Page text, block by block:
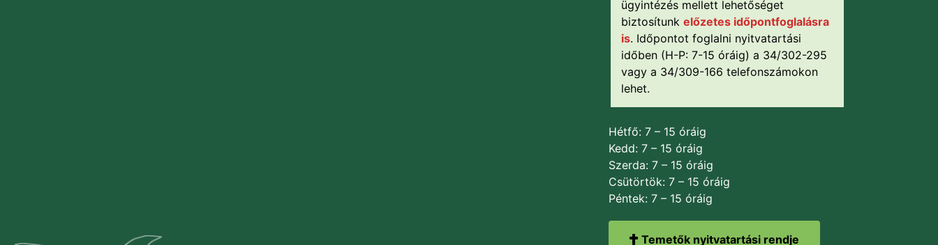
ügyintézés mellett lehetőséget
biztosítunk előzetes időpontfoglalásra
is. Időpontot foglalni nyitvatartási
időben (H-P: 7-15 óráig) a 34/302-295
vagy a 34/309-166 telefonszámokon
lehet.
Hétfő: 7 – 15 óráig
Kedd: 7 – 15 óráig
Szerda: 7 – 15 óráig
Csütörtök: 7 – 15 óráig
Péntek: 7 – 15 óráig
Temetők nyitvatartási rendje